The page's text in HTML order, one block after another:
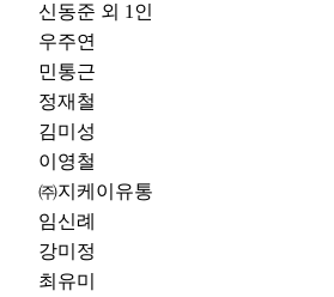
신동준 외 1인
우주연
민통근
정재철
김미성
이영철
㈜지케이유통
임신례
강미정
최유미